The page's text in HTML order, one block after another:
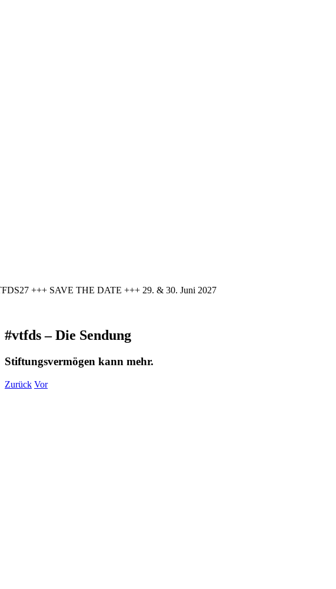
+++ SAVE THE DATE +++ 29. & 30. Juni 2027
#vtfds – Die Sendung
Stiftungsvermögen kann mehr.
Zurück Vor